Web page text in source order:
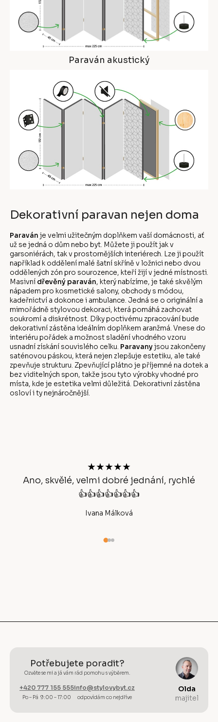
Paraván akustický
Dekorativní paravan nejen doma
Paraván je velmi užitečným doplňkem vaší domácnosti, ať
už se jedná o dům nebo byt. Můžete ji použít jak v
garsoniérách, tak v prostornějších interiérech. Lze ji použít
například k oddělení malé šatní skříně v ložnici nebo dvou
oddělených zón pro sourozence, kteří žijí v jedné místnosti.
Masivní dřevěný paraván, který nabízíme, je také skvělým
nápadem pro kosmetické salony, obchody s módou,
kadeřnictví a dokonce i ambulance. Jedná se o originální a
mimořádně stylovou dekoraci, která pomáhá zachovat
soukromí a diskrétnost. Díky poctivému zpracování bude
dekorativní zástěna ideálním doplňkem aranžmá. Vnese do
interiéru pořádek a možnost sladění vhodného vzoru
usnadní získání souvislého celku. Paravanyjsou zakončeny
saténovou páskou, která nejen zlepšuje estetiku, ale také
zpevňuje strukturu. Zpevňující plátno je příjemné na dotek a
bez viditelných spon, takže jsou tyto výrobky vhodné pro
místa, kde je estetika velmi důležitá. Dekorativní zástěna
osloví i ty nejnáročnější.
★★★★★
Ano, skvělé, velmi dobré jednání, rychlé
👍👍👍👍👍👍👍
Ivana Málková
Potřebujete poradit?
Ozvěte se mi a já vám rád pomohu s výběrem.
+420 777 155 555
Po – Pá 9:00 – 17:00
info@stylovybyt.cz
odpovídám co nejdříve
Olda
majitel